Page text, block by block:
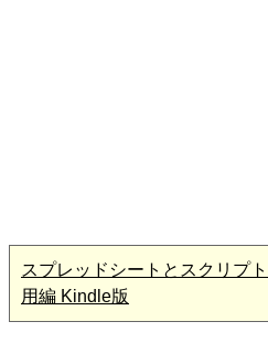
スプレッドシートとスクリプ
用編 Kindle版